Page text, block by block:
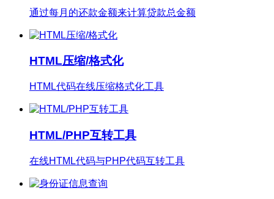
通过每月的还款金额来计算贷款总金额
HTML压缩/格式化
HTML代码在线压缩格式化工具
HTML/PHP互转工具
在线HTML代码与PHP代码互转工具